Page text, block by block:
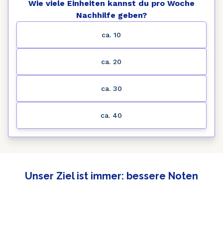
Wie viele Einheiten kannst du pro Woche
Nachhilfe geben?
ca. 10
ca. 20
ca. 30
ca. 40
Unser Ziel ist immer: bessere Noten